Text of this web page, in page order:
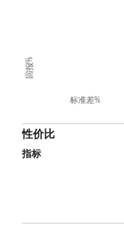
标准差%
回报%
性价比
指标